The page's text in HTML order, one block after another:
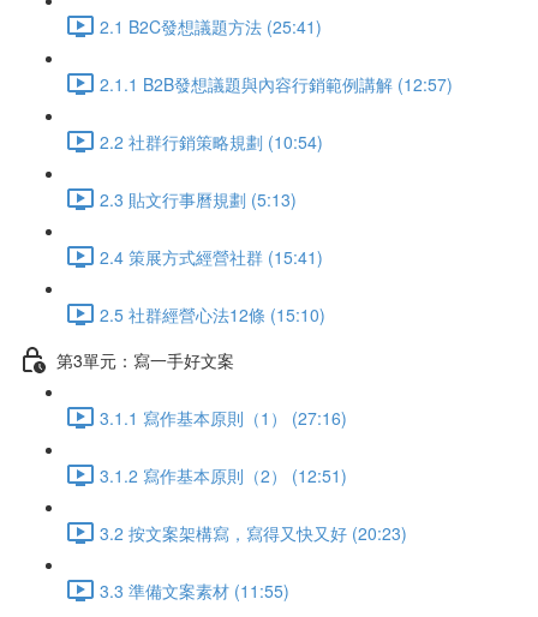
2.1 B2C發想議題方法 (25:41)
2.1.1 B2B發想議題與內容行銷範例講解 (12:57)
2.2 社群行銷策略規劃 (10:54)
2.3 貼文行事曆規劃 (5:13)
2.4 策展方式經營社群 (15:41)
2.5 社群經營心法12條 (15:10)
第3單元：寫一手好文案
3.1.1 寫作基本原則（1） (27:16)
3.1.2 寫作基本原則（2） (12:51)
3.2 按文案架構寫，寫得又快又好 (20:23)
3.3 準備文案素材 (11:55)